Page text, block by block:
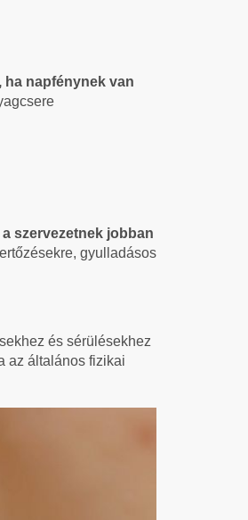
ha napfénynek van
szervezetnek jobban
gyulladásos
és sérülésekhez
az általános fizikai